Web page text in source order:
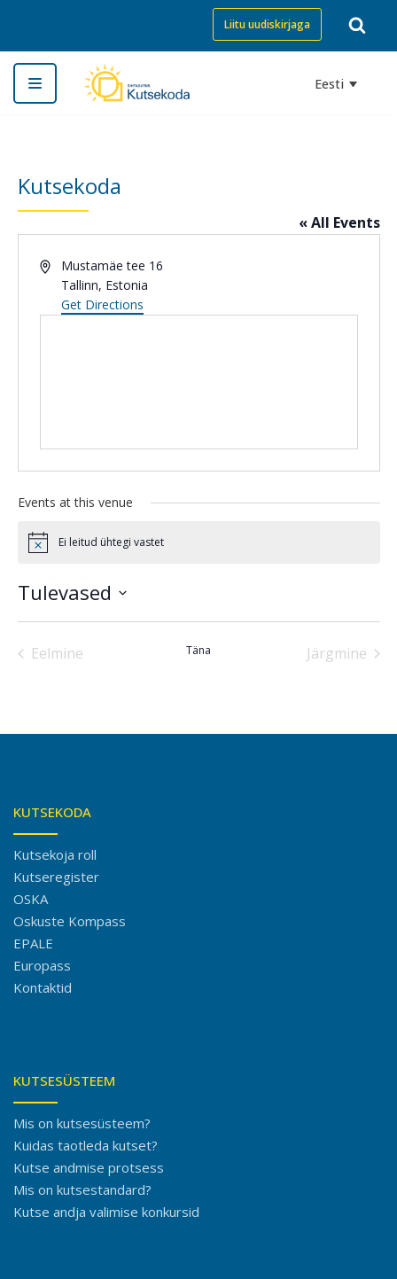
Skip
to
content
Liitu uudiskirjaga
Eesti
Kutsekoda
« All Events
AddressMustamäe tee 16
Tallinn, Estonia
Get Directions
Events at this venue
NoticeEi leitud ühtegi vastet
Tulevased
Select
Eelmine Täna Järgmine
KUTSEKODA
Kutsekoja roll
Kutseregister
OSKA
Oskuste Kompass
EPALE
Europass
Kontaktid
KUTSESÜSTEEM
Mis on kutsesüsteem?
Kuidas taotleda kutset?
Kutse andmise protsess
Mis on kutsestandard?
Kutse andja valimise konkursid